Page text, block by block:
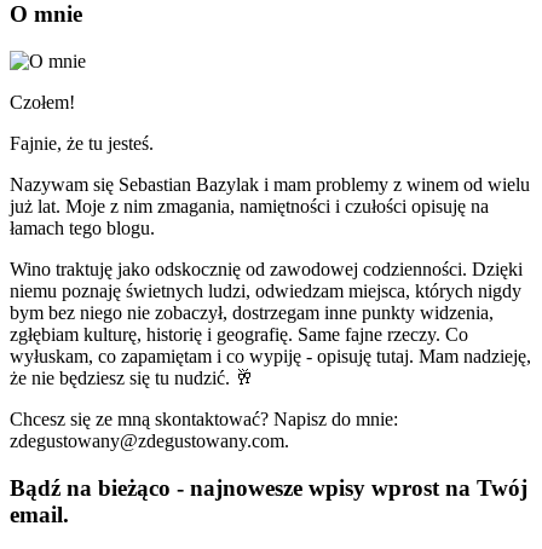
O mnie
Czołem!
Fajnie, że tu jesteś.
Nazywam się Sebastian Bazylak i mam problemy z winem od wielu
już lat. Moje z nim zmagania, namiętności i czułości opisuję na
łamach tego blogu.
Wino traktuję jako odskocznię od zawodowej codzienności. Dzięki
niemu poznaję świetnych ludzi, odwiedzam miejsca, których nigdy
bym bez niego nie zobaczył, dostrzegam inne punkty widzenia,
zgłębiam kulturę, historię i geografię. Same fajne rzeczy. Co
wyłuskam, co zapamiętam i co wypiję - opisuję tutaj. Mam nadzieję,
że nie będziesz się tu nudzić. 🥂
Chcesz się ze mną skontaktować? Napisz do mnie:
zdegustowany@zdegustowany.com.
Bądź na bieżąco - najnowesze wpisy wprost na Twój
email.